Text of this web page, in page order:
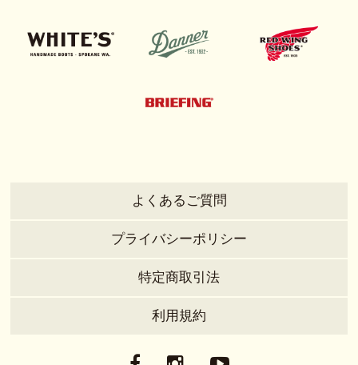
よくあるご質問
プライバシーポリシー
特定商取引法
利用規約